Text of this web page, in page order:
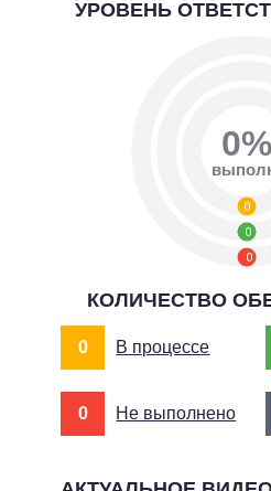
УРОВЕНЬ
0
0
0
0%
КОЛИЧЕСТВО
0 В процессе
0 Не выполнено